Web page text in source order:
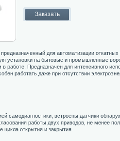
предназначенный для автоматизации
установки на бытовые и промышленные
Предназначен для интенсивного
работать даже при отсутствии
самодиагностики, встроены датчики
работы двух приводов, не менее
цикла открытия и закрытия.